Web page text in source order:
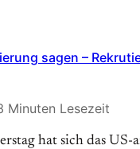
sagen –
Minuten Lesezeit
hat sich das US-